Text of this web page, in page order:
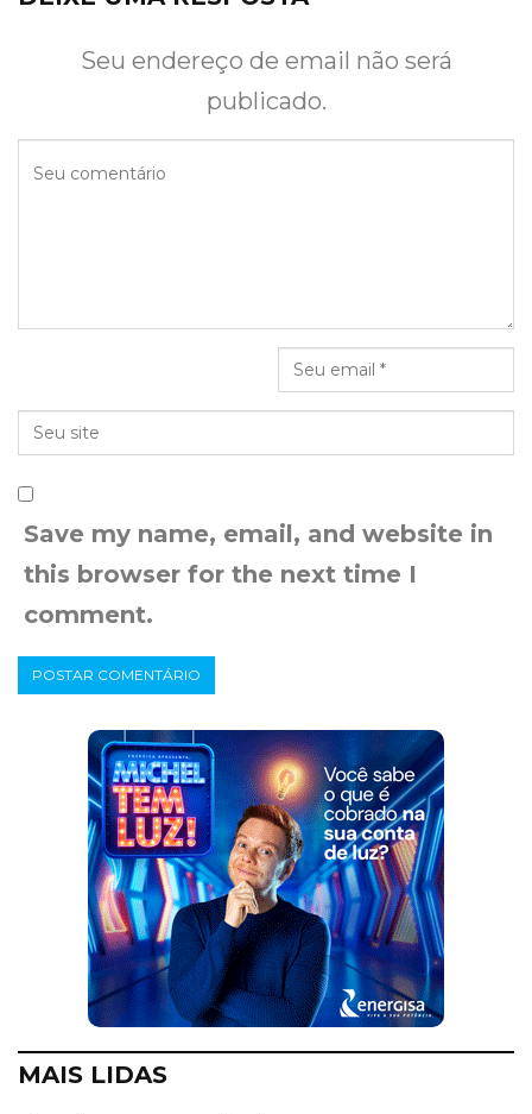
Seu endereço de email não será
publicado.
Save my name, email, and website in
this browser for the next time I
comment.
MAIS LIDAS